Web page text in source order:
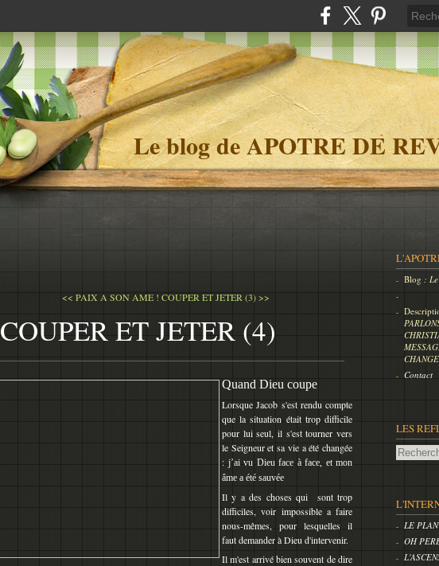
Le blog de APOTRE DE
<< PAIX A SON AME ! COUPER ET JETER (3) >>
COUPER ET JETER (4)
Quand Dieu coupe
Lorsque Jacob s'est rendu compte
que la situation était trop difficile
pour lui seul, il s'est tourner vers
le Seigneur et sa vie a été changée
: j’ai vu Dieu face à face, et mon
âme a été sauvée
Il y a des choses qui sont trop
difficiles, voir impossible a faire
nous-mêmes, pour lesquelles il
faut demander à Dieu d'intervenir.
Il m'est arrivé bien souvent de dire
Blog :
Contact
LES
LE
OH